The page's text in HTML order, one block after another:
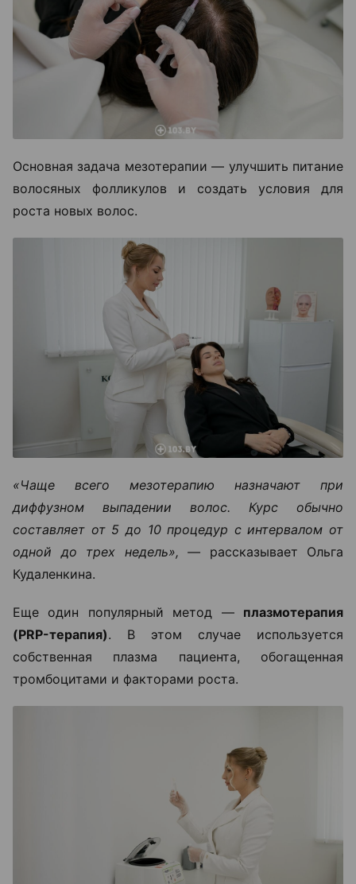
Основная задача мезотерапии — улучшить питание
волосяных фолликулов и создать условия для
роста новых волос.
«Чаще всего мезотерапию назначают при
диффузном выпадении волос. Курс обычно
составляет от 5 до 10 процедур с интервалом от
одной до трех недель», — рассказывает Ольга
Кудаленкина.
Еще один популярный метод — плазмотерапия
(PRP-терапия). В этом случае используется
собственная плазма пациента, обогащенная
тромбоцитами и факторами роста.